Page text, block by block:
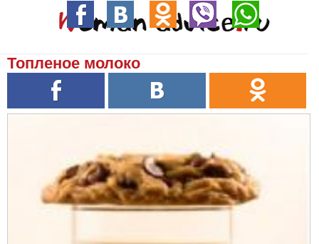
Топленое молоко